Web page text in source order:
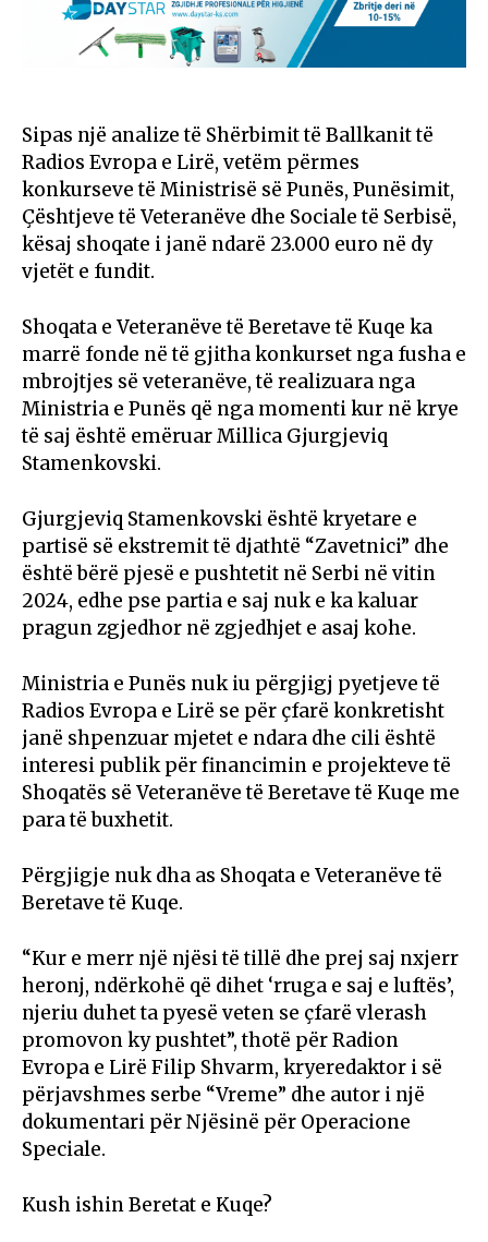
Sipas një analize të Shërbimit të Ballkanit të
Radios Evropa e Lirë, vetëm përmes
konkurseve të Ministrisë së Punës, Punësimit,
Çështjeve të Veteranëve dhe Sociale të Serbisë,
kësaj shoqate i janë ndarë 23.000 euro në dy
vjetët e fundit.
Shoqata e Veteranëve të Beretave të Kuqe ka
marrë fonde në të gjitha konkurset nga fusha e
mbrojtjes së veteranëve, të realizuara nga
Ministria e Punës që nga momenti kur në krye
të saj është emëruar Millica Gjurgjeviq
Stamenkovski.
Gjurgjeviq Stamenkovski është kryetare e
partisë së ekstremit të djathtë “Zavetnici” dhe
është bërë pjesë e pushtetit në Serbi në vitin
2024, edhe pse partia e saj nuk e ka kaluar
pragun zgjedhor në zgjedhjet e asaj kohe.
Ministria e Punës nuk iu përgjigj pyetjeve të
Radios Evropa e Lirë se për çfarë konkretisht
janë shpenzuar mjetet e ndara dhe cili është
interesi publik për financimin e projekteve të
Shoqatës së Veteranëve të Beretave të Kuqe me
para të buxhetit.
Përgjigje nuk dha as Shoqata e Veteranëve të
Beretave të Kuqe.
“Kur e merr një njësi të tillë dhe prej saj nxjerr
heronj, ndërkohë që dihet ‘rruga e saj e luftës’,
njeriu duhet ta pyesë veten se çfarë vlerash
promovon ky pushtet”, thotë për Radion
Evropa e Lirë Filip Shvarm, kryeredaktor i së
përjavshmes serbe “Vreme” dhe autor i një
dokumentari për Njësinë për Operacione
Speciale.
Kush ishin Beretat e Kuqe?